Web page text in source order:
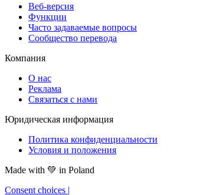
Веб-версия
Функции
Часто задаваемые вопросы
Сообщество перевода
Компания
О нас
Реклама
Связаться с нами
Юридическая информация
Политика конфиденциальности
Условия и положения
Made with 💚 in Poland
Consent choices |